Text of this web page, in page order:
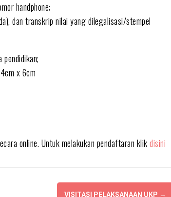
handphone;
dan transkrip nilai yang dilegalisasi/stempel
x 6cm
online. Untuk melakukan pendaftaran klikdisini
VISITASI PELAKSANAAN UKP →